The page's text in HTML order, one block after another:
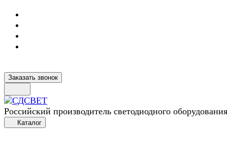
Заказать звонок
Российский производитель светодиодного оборудования
Каталог